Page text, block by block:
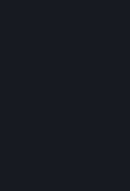
Steamworks е
услуги, които
разработчици и
с най-добрите
разпространението